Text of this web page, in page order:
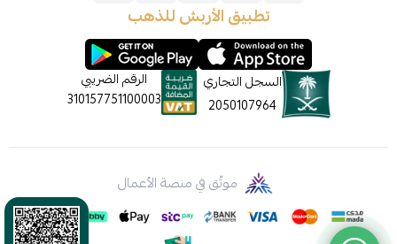
تطبيق الأربش للذهب
السجل التجاري
2050107964
الرقم الضريبي
310157751100003
موثّق في منصة الأعمال